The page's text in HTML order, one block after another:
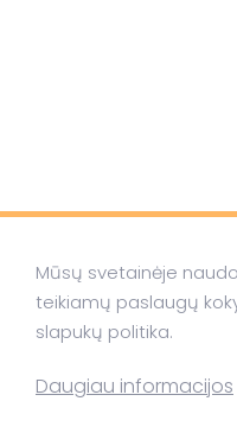
Mūsų svetainėje
teikiamų paslaugų
slapukų politika.
Daugiau informacijos